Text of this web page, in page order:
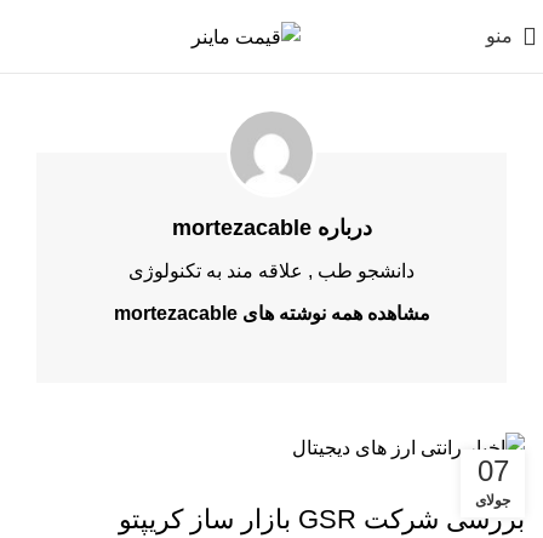
منو
درباره mortezacable
دانشجو طب , علاقه مند به تکنولوژی
مشاهده همه نوشته های mortezacable
07
جولای
اخبار
بررسی شرکت GSR بازار ساز کریپتو